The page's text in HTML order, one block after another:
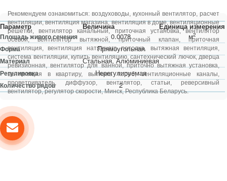
Параметр Величина Единица измерения
Площадь живого сечения 0.0078 м2
Форма Прямоугольная
Материал Стальная, Алюминиевая
Регулировка Нерегулируемая
Количество рядов 2
Рекомендуем ознакомиться: воздуховоды, кухонный вентилятор, расчет
вентиляции,вентиляция магазина,вентиляция в доме,вентиляционные
решетки,вентилятор канальный,приточная установка,вентилятор
осевой,вентилятор вытяжной,приточный клапан, приточная
вентиляция,вентиляция натяжного потолка, вытяжная вентиляция,
система вентиляции,купить вентиляцию,сантехнический лючок,дверца
ревизионная,вентилятор для ванной,приточно вытяжная установка,
вентиляция в квартиру,вытяжка короб,вентиляционные каналы,
проветриватель, диффузор, вентилятор, статьи, реверсивный
вентилятор,регулятор скорости, Минск, Республика Беларусь.